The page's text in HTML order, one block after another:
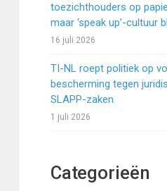
toezichthouders op
maar ‘speak up’-cultuur
16 juli 2026
TI-NL roept politiek op
bescherming tegen
SLAPP-zaken
1 juli 2026
Categorieën